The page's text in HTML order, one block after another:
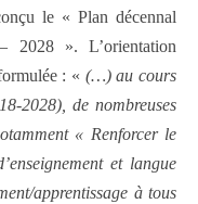
le « Plan décennal
2028 ». L’orientation
: « (…) au cours
2028), de nombreuses
« Renforcer le
et langue
apprentissage à tous